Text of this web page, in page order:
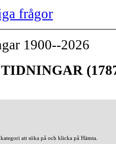
frågor
1900--2026
att söka på och klicka på Hämta.